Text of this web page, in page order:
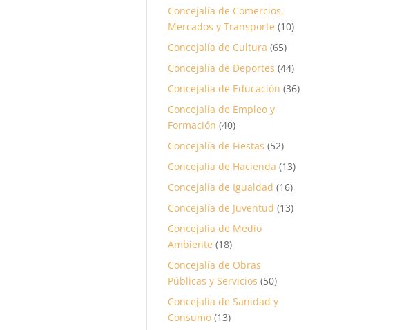
Concejalía de Comercios,
Mercados y Transporte (10)
Concejalía de Cultura (65)
Concejalía de Deportes (44)
Concejalía de Educación (36)
Concejalía de Empleo y
Formación (40)
Concejalía de Fiestas (52)
Concejalía de Hacienda (13)
Concejalía de Igualdad (16)
Concejalía de Juventud (13)
Concejalía de Medio
Ambiente (18)
Concejalía de Obras
Públicas y Servicios (50)
Concejalía de Sanidad y
Consumo (13)